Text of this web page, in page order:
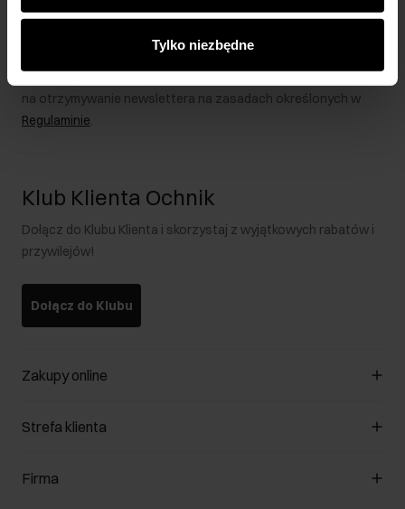
analitycznym. Partnerzy mogą połączyć te informacje z
podczas korzystania z ich usług.
Tylko niezbędne
Wprowadzając i zatwierdzając swoje dane wyrażasz zgodę
na otrzymywanie newslettera na zasadach określonych w
Regulaminie.
Klub Klienta Ochnik
Dołącz do Klubu Klienta i skorzystaj z wyjątkowych rabatów i
przywilejów!
Dołącz do Klubu
Zakupy online
Zarządzaj cookies
Formy płatności
Strefa klienta
Klub Klienta
Firma